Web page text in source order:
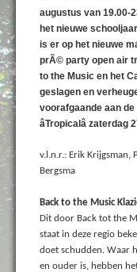
augustus van 19.00-
het nieuwe
is er op het nieuwe
prÃ© party open air
to the Music en het
geslagen en
voorafgaande aan
âTropicalâ
v.l.n.r.: Erik Krijgsman,
Bergsma
Back to the Music
Dit door Back tot the
staat in deze regio
doet schudden. Waar
en ouder is, hebben